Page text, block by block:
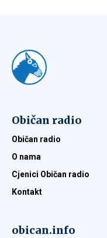
Običan radio
Običan radio
O nama
Cjenici Običan radio
Kontakt
obican.info